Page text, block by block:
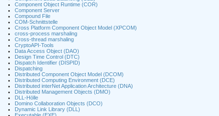
Component Object Runtime (COR)
Component Server
Compound File
COM-Schnittstelle
Cross Platform Component Object Model (XPCOM)
cross-process marshaling
Cross-thread marshaling
CryptoAPI-Tools
Data Access Object (DAO)
Design Time Control (DTC)
Dispatch Identifier (DISPID)
Dispatching
Distributed Component Object Model (DCOM)
Distributed Computing Environment (DCE)
Distributed interNet Application Architecture (DNA)
Distributed Management Objects (DMO)
DLL-Hölle
Domino Collaboration Objects (DCO)
Dynamic Link Library (DLL)